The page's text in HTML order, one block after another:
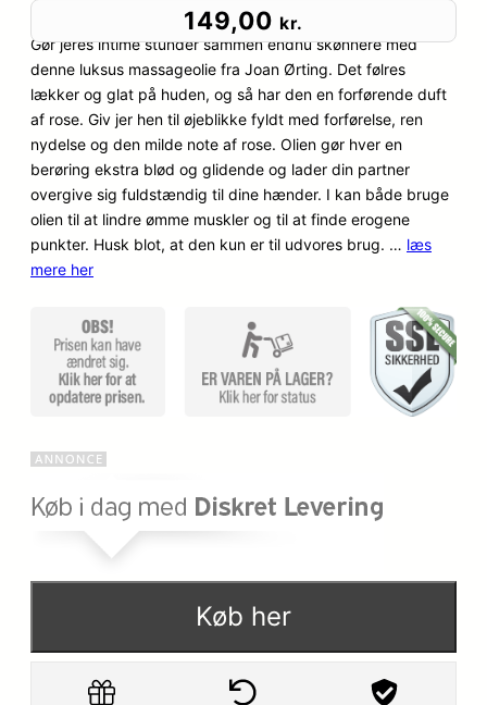
som
baseret
på
kundebedø
mmelser
149,00 kr.
Gør jeres intime stunder sammen endnu skønnere med
denne luksus massageolie fra Joan Ørting. Det følres
lækker og glat på huden, og så har den en forførende duft
af rose. Giv jer hen til øjeblikke fyldt med forførelse, ren
nydelse og den milde note af rose. Olien gør hver en
berøring ekstra blød og glidende og lader din partner
overgive sig fuldstændig til dine hænder. I kan både bruge
olien til at lindre ømme muskler og til at finde erogene
punkter. Husk blot, at den kun er til udvores brug. … læs
mere her
Køb her